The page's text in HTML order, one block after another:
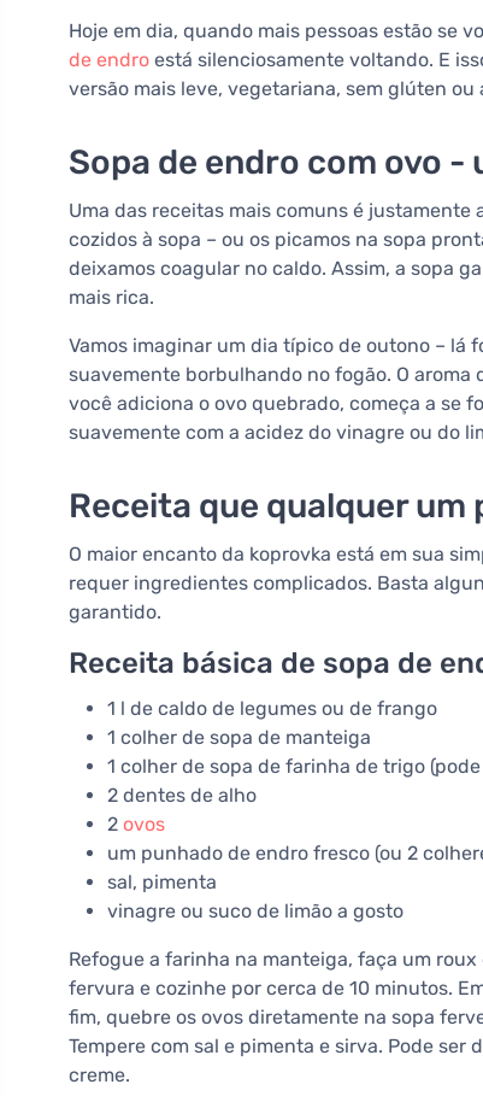
Hoje em dia, quando mais pessoas estão se
de endro está silenciosamente voltando. E
versão mais leve, vegetariana, sem glúten ou
Sopa de endro com ovo
Uma das receitas mais comuns é justamente
cozidos à sopa – ou os picamos na sopa
deixamos coagular no caldo. Assim, a sopa
mais rica.
Vamos imaginar um dia típico de outono – lá
suavemente borbulhando no fogão. O
você adiciona o ovo quebrado, começa a se
suavemente com a acidez do vinagre ou do
Receita que qualquer um
O maior encanto da koprovka está em sua
requer ingredientes complicados. Basta
garantido.
Receita básica de sopa de
1 l de caldo de legumes ou de frango
1 colher de sopa de manteiga
1 colher de sopa de farinha de trigo
2 dentes de alho
2 ovos
um punhado de endro fresco (ou 2
sal, pimenta
vinagre ou suco de limão a gosto
Refogue a farinha na manteiga, faça um
fervura e cozinhe por cerca de 10 minutos.
fim, quebre os ovos diretamente na sopa
Tempere com sal e pimenta e sirva. Pode
creme.